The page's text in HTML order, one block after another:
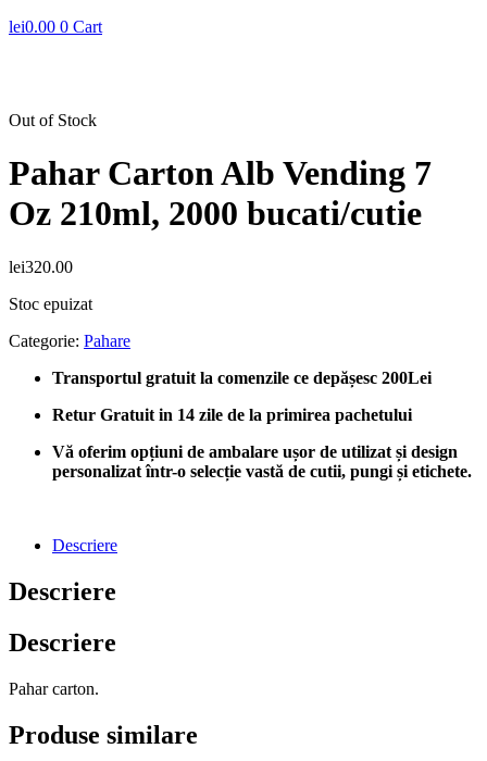
lei0.00 0 Cart
Out of Stock
Pahar Carton Alb Vending 7
Oz 210ml, 2000 bucati/cutie
lei320.00
Stoc epuizat
Categorie: Pahare
Transportul gratuit la comenzile ce depășesc 200Lei
Retur Gratuit in 14 zile de la primirea pachetului
Vă oferim opțiuni de ambalare ușor de utilizat și design
personalizat într-o selecție vastă de cutii, pungi și etichete.
Descriere
Descriere
Descriere
Pahar carton.
Produse similare